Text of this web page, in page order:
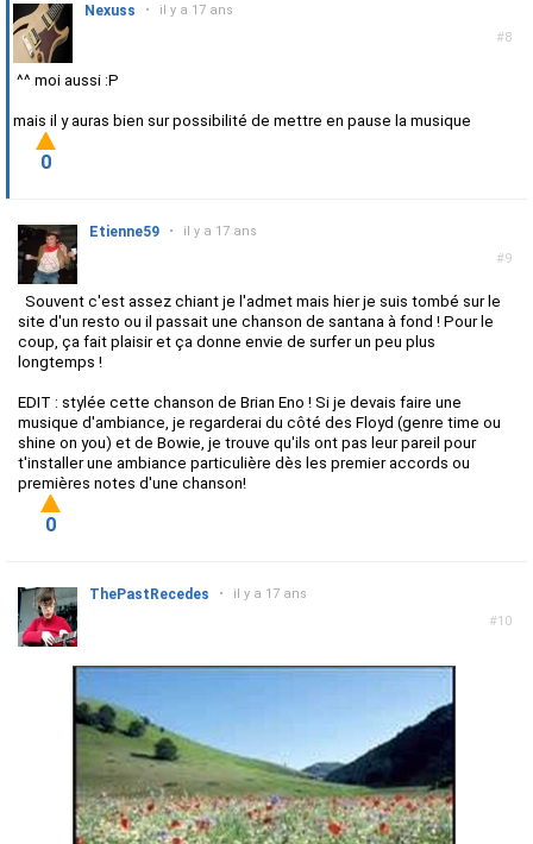
#8
Nexuss • il y a 17 ans
^^ moi aussi :P
mais il y auras bien sur possibilité de mettre en pause la musique
0
#9
Etienne59 • il y a 17 ans
Souvent c'est assez chiant je l'admet mais hier je suis tombé sur le
site d'un resto ou il passait une chanson de santana à fond ! Pour le
coup, ça fait plaisir et ça donne envie de surfer un peu plus
longtemps !
EDIT : stylée cette chanson de Brian Eno ! Si je devais faire une
musique d'ambiance, je regarderai du côté des Floyd (genre time ou
shine on you) et de Bowie, je trouve qu'ils ont pas leur pareil pour
t'installer une ambiance particulière dès les premier accords ou
premières notes d'une chanson!
0
#10
ThePastRecedes • il y a 17 ans